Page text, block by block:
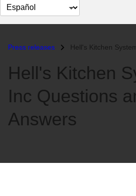
Cambiar
el
Press releases Hell's Kitchen Systems,
Hell's Kitchen
Inc Questions
Answers